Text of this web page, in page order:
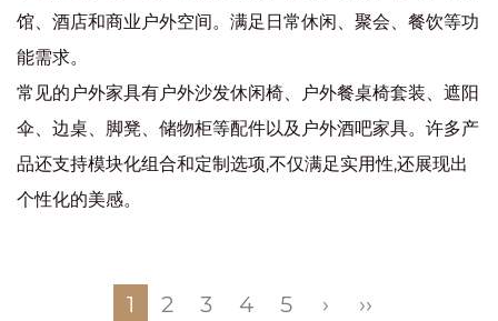
馆、酒店和商业户外空间。满足日常休闲、聚会、餐饮等功
能需求。
常见的户外家具有户外沙发休闲椅、户外餐桌椅套装、遮阳
伞、边桌、脚凳、储物柜等配件以及户外酒吧家具。许多产
品还支持模块化组合和定制选项,不仅满足实用性,还展现出
个性化的美感。
1 2 3 4 5 › ››